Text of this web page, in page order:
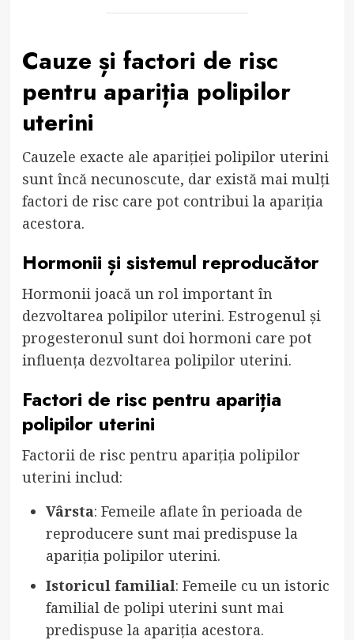
Cauze și factori de risc
pentru apariția polipilor
uterini
Cauzele exacte ale apariției polipilor uterini
sunt încă necunoscute, dar există mai mulți
factori de risc care pot contribui la apariția
acestora.
Hormonii și sistemul reproducător
Hormonii joacă un rol important în
dezvoltarea polipilor uterini. Estrogenul și
progesteronul sunt doi hormoni care pot
influența dezvoltarea polipilor uterini.
Factori de risc pentru apariția
polipilor uterini
Factorii de risc pentru apariția polipilor
uterini includ:
Vârsta: Femeile aflate în perioada de
reproducere sunt mai predispuse la
apariția polipilor uterini.
Istoricul familial: Femeile cu un istoric
familial de polipi uterini sunt mai
predispuse la apariția acestora.